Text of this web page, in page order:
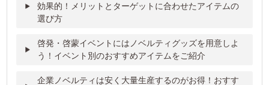
効果的！メリットとターゲットに合わせたアイテムの
選び方
啓発・啓蒙イベントにはノベルティグッズを用意しよ
う！イベント別のおすすめアイテムをご紹介
企業ノベルティは安く大量生産するのがお得！おすす